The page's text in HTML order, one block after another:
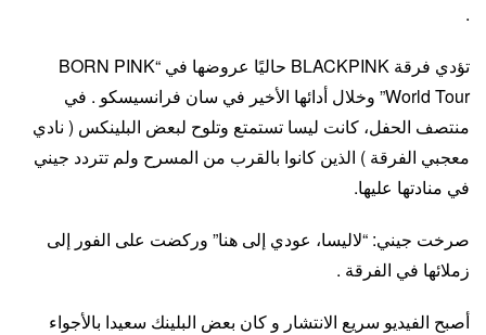
.
تؤدي فرقة BLACKPINK حاليًا عروضها في “BORN PINK
World Tour” وخلال أدائها الأخير في سان فرانسيسكو . في
منتصف الحفل، كانت ليسا تستمتع وتلوح لبعض البلينكس ( نادي
معجبي الفرقة ) الذين كانوا بالقرب من المسرح ولم تتردد جيني
في منادتها عليها.
صرخت جيني: “لاليسا، عودي إلى هنا” وركضت على الفور إلى
زملائها في الفرقة .
أصبح الفيديو سريع الانتشار و كان بعض البلينك سعيدا بالأجواء